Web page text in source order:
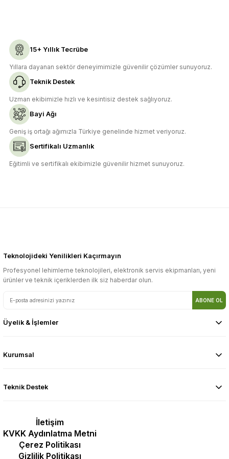
15+ Yıllık Tecrübe
Yıllara dayanan sektör deneyimimizle güvenilir çözümler sunuyoruz.
Teknik Destek
Uzman ekibimizle hızlı ve kesintisiz destek sağlıyoruz.
Bayi Ağı
Geniş iş ortağı ağımızla Türkiye genelinde hizmet veriyoruz.
Sertifikalı Uzmanlık
Eğitimli ve sertifikalı ekibimizle güvenilir hizmet sunuyoruz.
Teknolojideki Yenilikleri Kaçırmayın
Profesyonel lehimleme teknolojileri, elektronik servis ekipmanları, yeni
ürünler ve teknik içeriklerden ilk siz haberdar olun.
ABONE OL
Üyelik & İşlemler
Kurumsal
Teknik Destek
İletişim
KVKK Aydınlatma Metni
Çerez Politikası
Gizlilik Politikası